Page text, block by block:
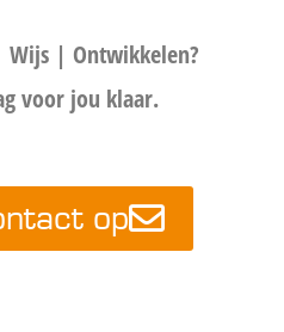
| Ontwikkelen?
voor jou klaar.
op